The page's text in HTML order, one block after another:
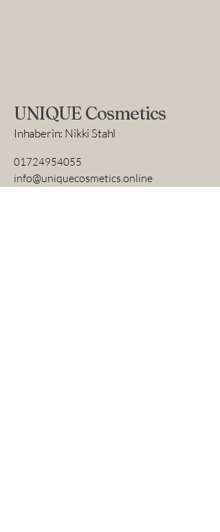
UNIQUE Cosmetics
Inhaberin: Nikki Stahl
01724954055
info@uniquecosmetics.online